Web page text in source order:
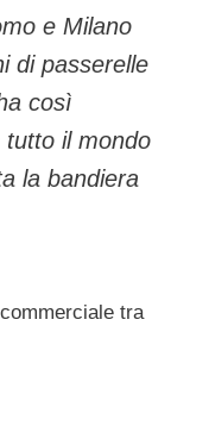
e Milano
di passerelle
così
il mondo
la bandiera
tra